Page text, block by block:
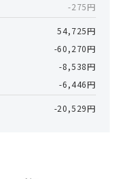
-275円
54,725円
-60,270円
-8,538円
-6,446円
-20,529円